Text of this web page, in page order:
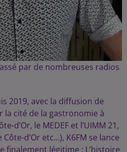
par de nombreuses radios
2019, avec la diffusion de
la cité de la gastronomie à
d’Or, le MEDEF et l’UIMM 21,
d’Or etc…), K6FM se lance
finalement légitime : L’histoire